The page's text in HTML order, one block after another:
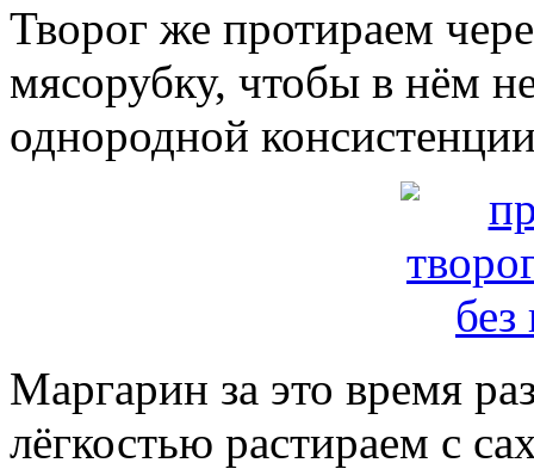
Творог же протираем
мясорубку, чтобы в нём
однородной
Маргарин за это время
лёгкостью растираем с